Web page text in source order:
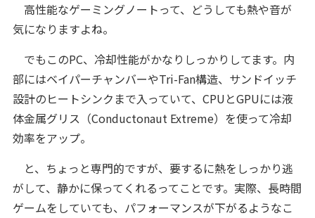
高性能なゲーミングノートって、どうしても熱や音が
気になりますよね。
でもこのPC、冷却性能がかなりしっかりしてます。内
部にはベイパーチャンバーやTri-Fan構造、サンドイッチ
設計のヒートシンクまで入っていて、CPUとGPUには液
体金属グリス（Conductonaut Extreme）を使って冷却
効率をアップ。
と、ちょっと専門的ですが、要するに熱をしっかり逃
がして、静かに保ってくれるってことです。実際、長時間
ゲームをしていても、パフォーマンスが下がるようなこ